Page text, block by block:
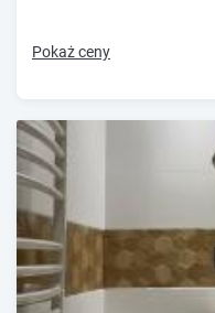
Pokaż ceny